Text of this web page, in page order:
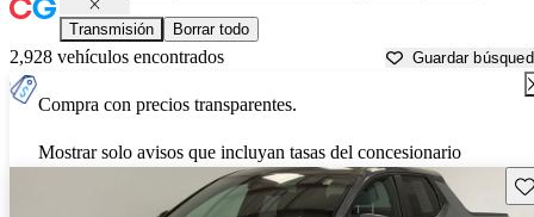
Transmisión Borrar todo
2,928 vehículos encontrados Guardar
Compra con precios transparentes.
Mostrar solo avisos que incluyan tasas del concesionario